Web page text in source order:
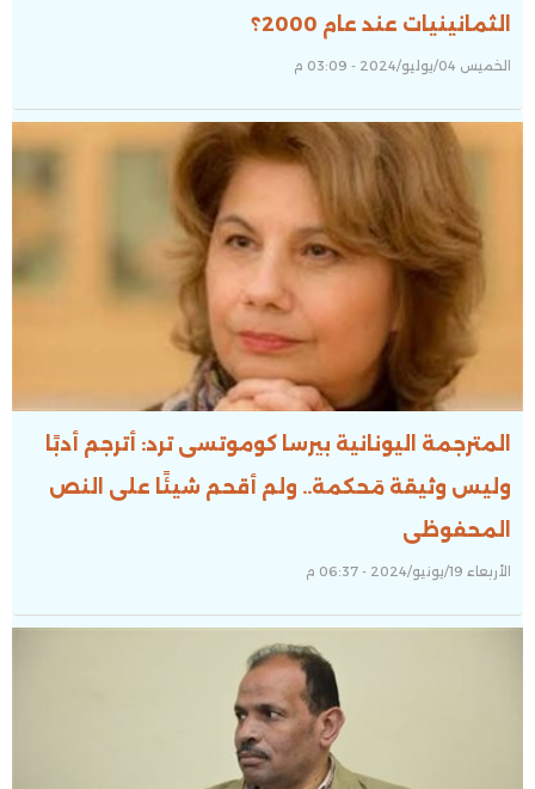
الثمانينيات عند عام 2000؟
الخميس 04/يوليو/2024 - 03:09 م
المترجمة اليونانية بيرسا كوموتسى ترد: أترجم أدبًا
وليس وثيقة مَحكمة.. ولم أقحم شيئًا على النص
المحفوظى
الأربعاء 19/يونيو/2024 - 06:37 م